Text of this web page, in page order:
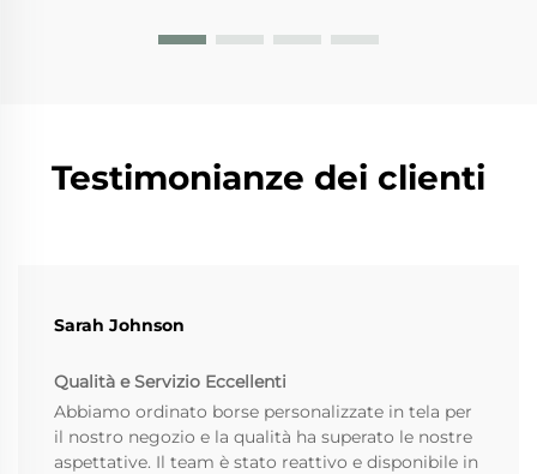
Testimonianze dei clienti
Sarah Johnson
Qualità e Servizio Eccellenti
Abbiamo ordinato borse personalizzate in tela per
il nostro negozio e la qualità ha superato le nostre
aspettative. Il team è stato reattivo e disponibile in